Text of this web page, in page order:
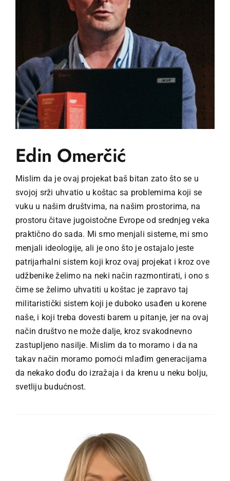
Edin Omerčić
Mislim da je ovaj projekat baš bitan zato što se u
svojoj srži uhvatio u koštac sa problemima koji se
vuku u našim društvima, na našim prostorima, na
prostoru čitave jugoistočne Evrope od srednjeg veka
praktično do sada. Mi smo menjali sisteme, mi smo
menjali ideologije, ali je ono što je ostajalo jeste
patrijarhalni sistem koji kroz ovaj projekat i kroz ove
udžbenike želimo na neki način razmontirati, i ono s
čime se želimo uhvatiti u koštac je zapravo taj
militaristički sistem koji je duboko usađen u korene
naše, i koji treba dovesti barem u pitanje, jer na ovaj
način društvo ne može dalje, kroz svakodnevno
zastupljeno nasilje. Mislim da to moramo i da na
takav način moramo pomoći mlađim generacijama
da nekako dođu do izražaja i da krenu u neku bolju,
svetliju budućnost.